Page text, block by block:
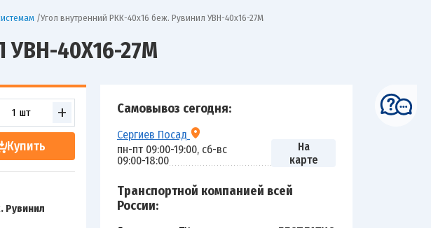
/Угол внутренний РКК-40х16 беж. Рувинил УВН-40х16-27М
40Х16-27М
+
Купить
Рувинил
Самовывоз сегодня:
Сергиев Посад
пн-пт 09:00-19:00, сб-вс
09:00-18:00
На
карте
Транспортной компанией всей
России: